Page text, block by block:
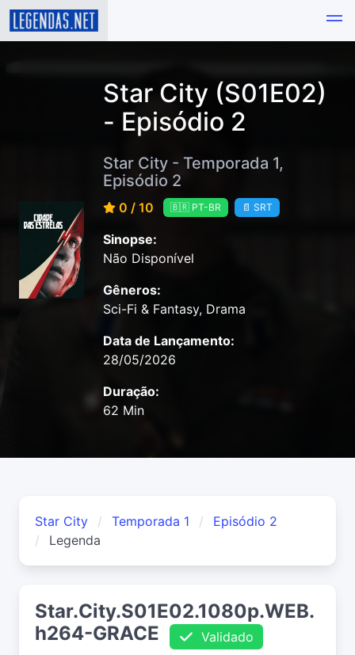
Star City (S01E02)
- Episódio 2
Star City - Temporada 1,
Episódio 2
0 / 10 🇧🇷 PT-BR 📄 SRT
Sinopse:
Não Disponível
Gêneros:
Sci-Fi & Fantasy, Drama
Data de Lançamento:
28/05/2026
Duração:
62 Min
Star City Temporada 1
Episódio 2
Legenda
Star.City.S01E02.1080p.WEB.
h264-GRACE
Validado